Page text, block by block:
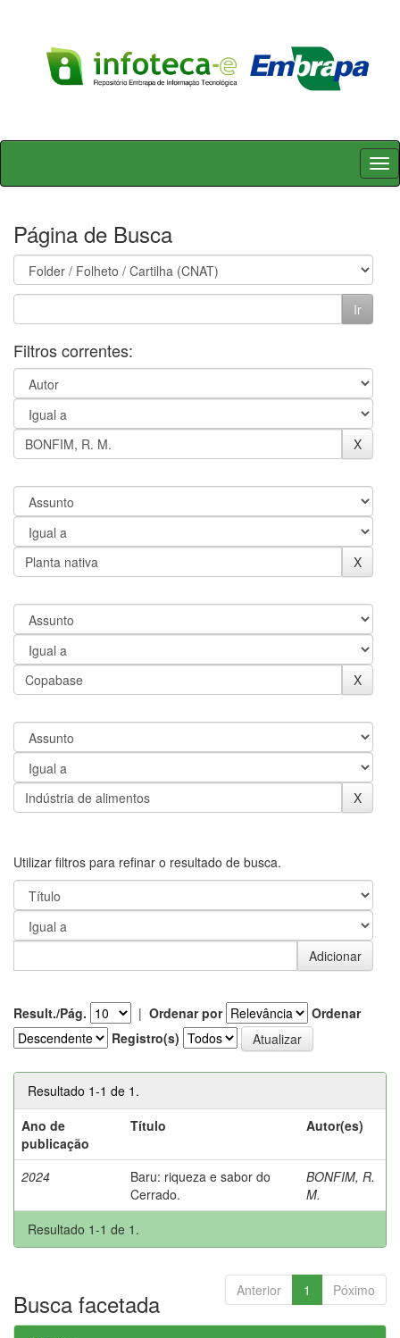
Skip
Página de Busca
Filtros correntes:
Utilizar filtros para refinar o resultado de busca.
Result./Pág. | Ordenar por
Ordenar
Registro(s)
Resultado 1-1 de 1.
Ano de
publicação
Título Autor(es)
2024
Baru: riqueza e sabor do
Cerrado.
BONFIM, R.
M.
Resultado 1-1 de 1.
Anterior 1 Póximo
Busca facetada